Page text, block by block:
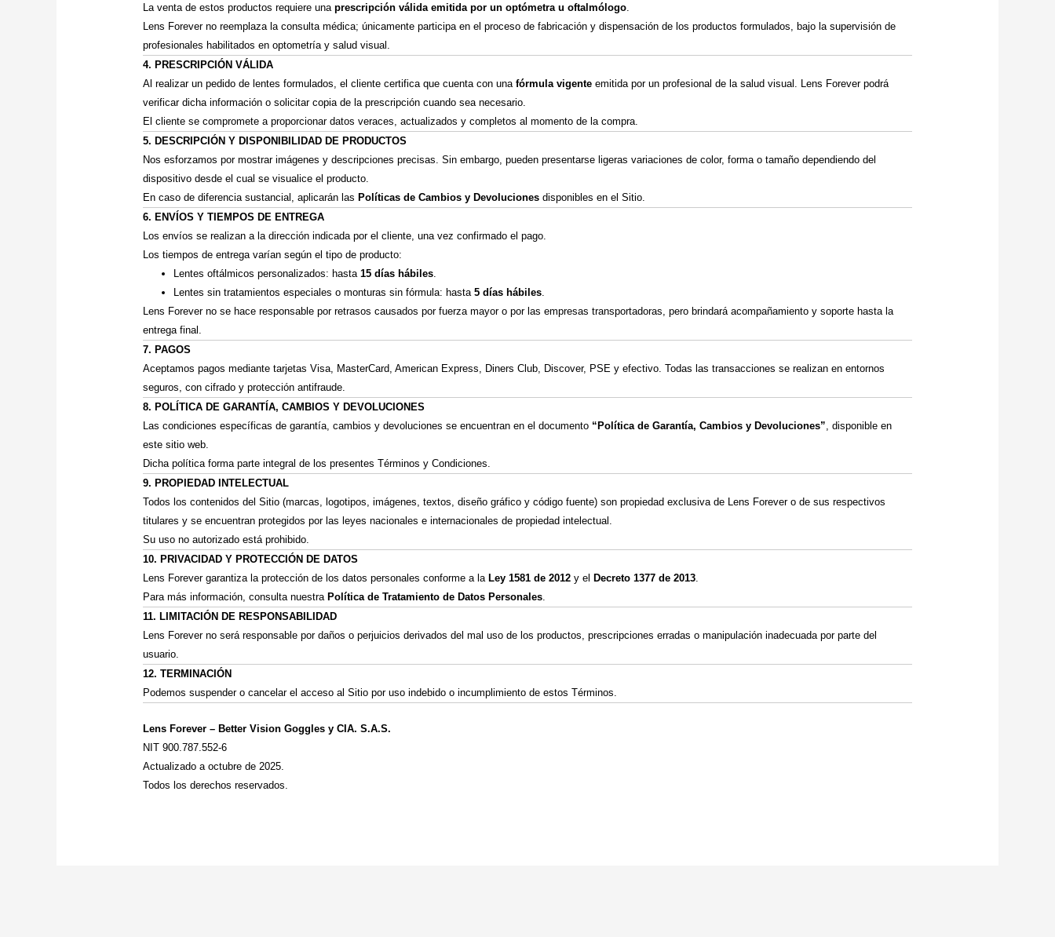
La venta de estos productos requiere unaprescripción válida emitida por un optómetra u oftalmólogo
Lens Forever no reemplaza la consulta médica; únicamente participa en el proceso de fabricación y dispensación de los productos formulados, bajo la supervisión de
profesionales habilitados en optometría y salud visual.
4. PRESCRIPCIÓN VÁLIDA
Al realizar un pedido de lentes formulados, el cliente certifica que cuenta con unafórmula vigente emitida por un profesional de la salud visual. Lens Forever podrá
verificar dicha información o solicitar copia de la prescripción cuando sea necesario.
El cliente se compromete a proporcionar datos veraces, actualizados y completos al momento de la compra.
5. DESCRIPCIÓN Y DISPONIBILIDAD DE PRODUCTOS
Nos esforzamos por mostrar imágenes y descripciones precisas. Sin embargo, pueden presentarse ligeras variaciones de color, forma o tamaño dependiendo del
dispositivo desde el cual se visualice el producto.
En caso de diferencia sustancial, aplicarán las Políticas de Cambios y Devoluciones disponibles en el Sitio.
6. ENVÍOS Y TIEMPOS DE ENTREGA
Los envíos se realizan a la dirección indicada por el cliente, una vez confirmado el pago.
Los tiempos de entrega varían según el tipo de producto:
Lentes oftálmicos personalizados: hasta15 días hábiles
Lentes sin tratamientos especiales o monturas sin fórmula: hasta5 días hábiles
Lens Forever no se hace responsable por retrasos causados por fuerza mayor o por las empresas transportadoras, pero brindará acompañamiento y soporte hasta la
entrega final.
7. PAGOS
Aceptamos pagos mediante tarjetas Visa, MasterCard, American Express, Diners Club, Discover, PSE y efectivo. Todas las transacciones se realizan en entornos
seguros, con cifrado y protección antifraude.
8. POLÍTICA DE GARANTÍA, CAMBIOS Y DEVOLUCIONES
Las condiciones específicas de garantía, cambios y devoluciones se encuentran en el documento “Política de Garantía, Cambios y Devoluciones” , disponible en
este sitio web.
Dicha política forma parte integral de los presentes Términos y Condiciones.
9. PROPIEDAD INTELECTUAL
Todos los contenidos del Sitio (marcas, logotipos, imágenes, textos, diseño gráfico y código fuente) son propiedad exclusiva de Lens Forever o de sus respectivos
titulares y se encuentran protegidos por las leyes nacionales e internacionales de propiedad intelectual.
Su uso no autorizado está prohibido.
10. PRIVACIDAD Y PROTECCIÓN DE DATOS
Lens Forever garantiza la protección de los datos personales conforme a la Ley 1581 de 2012 y el Decreto 1377 de 2013
Para más información, consulta nuestra Política de Tratamiento de Datos Personales
11. LIMITACIÓN DE RESPONSABILIDAD
Lens Forever no será responsable por daños o perjuicios derivados del mal uso de los productos, prescripciones erradas o manipulación inadecuada por parte del
usuario.
12. TERMINACIÓN
Podemos suspender o cancelar el acceso al Sitio por uso indebido o incumplimiento de estos Términos.
Lens Forever – Better Vision Goggles y CIA. S.A.S.
NIT 900.787.552-6
Actualizado a octubre de 2025.
Todos los derechos reservados.